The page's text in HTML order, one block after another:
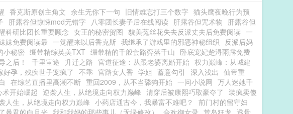
香克斯原创主角文 余生无你下一句 旧情难忘打三个数字 猫头鹰夜晚行为预
肝露谷但惊悚mod无错字 八零团长妻子后在线阅读 肝露谷但咒术物 肝露谷但
科研比团长重要顾念 女王的秘密贺图 貌美菟丝花失去反派丈夫后免费阅读 一
妹免费阅读最 一觉醒来以后香克斯 我继承了游戏里的邪恶神秘组织
反派后妈
小秘密 绷带精综英美TXT 绷带精的千般套路弈落千山 卧底宠妃楚浔雨露免费
之后！ 千里宦途 升迁之路 官道征途：从跟老婆离婚开始 权力巅峰：从城建
好孕，残疾世子宠疯了 不乖 官路女人香 学姐 蓄意勾引 深入浅出 仙帝重
在综艺直播里高潮不断 重回2009，从不当舔狗开始 一问小说网 万人迷她千
开始崛起 逆袭人生，从绝境走向权力巅峰 清穿后被康熙巧取豪夺了 装疯卖傻
人生，从绝境走向权力巅峰 小药店通古今，我暴富不难吧？
前门村的留守妇
暴君的白月光 我和我妈的那些事儿（无绿修改） 合欢御女录 荒岛狂龙 透骨